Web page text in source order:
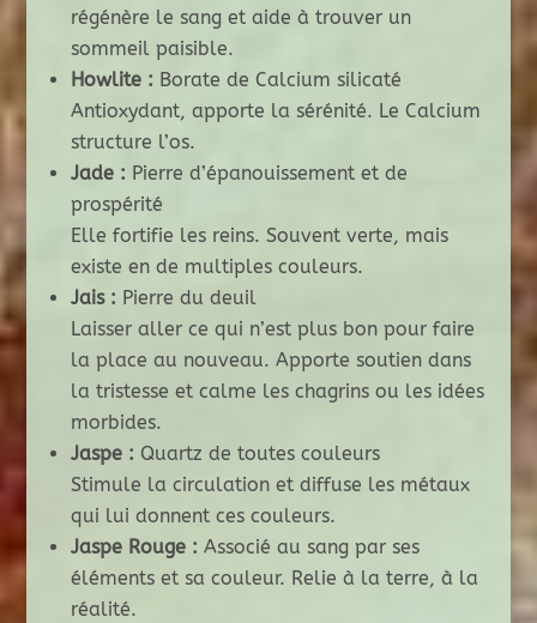
régénère le sang et aide à trouver un
sommeil paisible.
Howlite : Borate de Calcium silicaté
Antioxydant, apporte la sérénité. Le Calcium
structure l’os.
Jade : Pierre d’épanouissement et de
prospérité
Elle fortifie les reins. Souvent verte, mais
existe en de multiples couleurs.
Jais : Pierre du deuil
Laisser aller ce qui n’est plus bon pour faire
la place au nouveau. Apporte soutien dans
la tristesse et calme les chagrins ou les idées
morbides.
Jaspe : Quartz de toutes couleurs
Stimule la circulation et diffuse les métaux
qui lui donnent ces couleurs.
Jaspe Rouge : Associé au sang par ses
éléments et sa couleur. Relie à la terre, à la
réalité.